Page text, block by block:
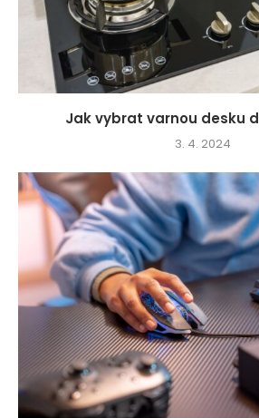
Jak vybrat varnou desku
3. 4. 2024